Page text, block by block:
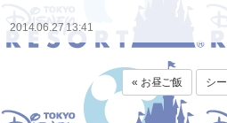
2014.06.27 13:41
« お昼ご飯 シ